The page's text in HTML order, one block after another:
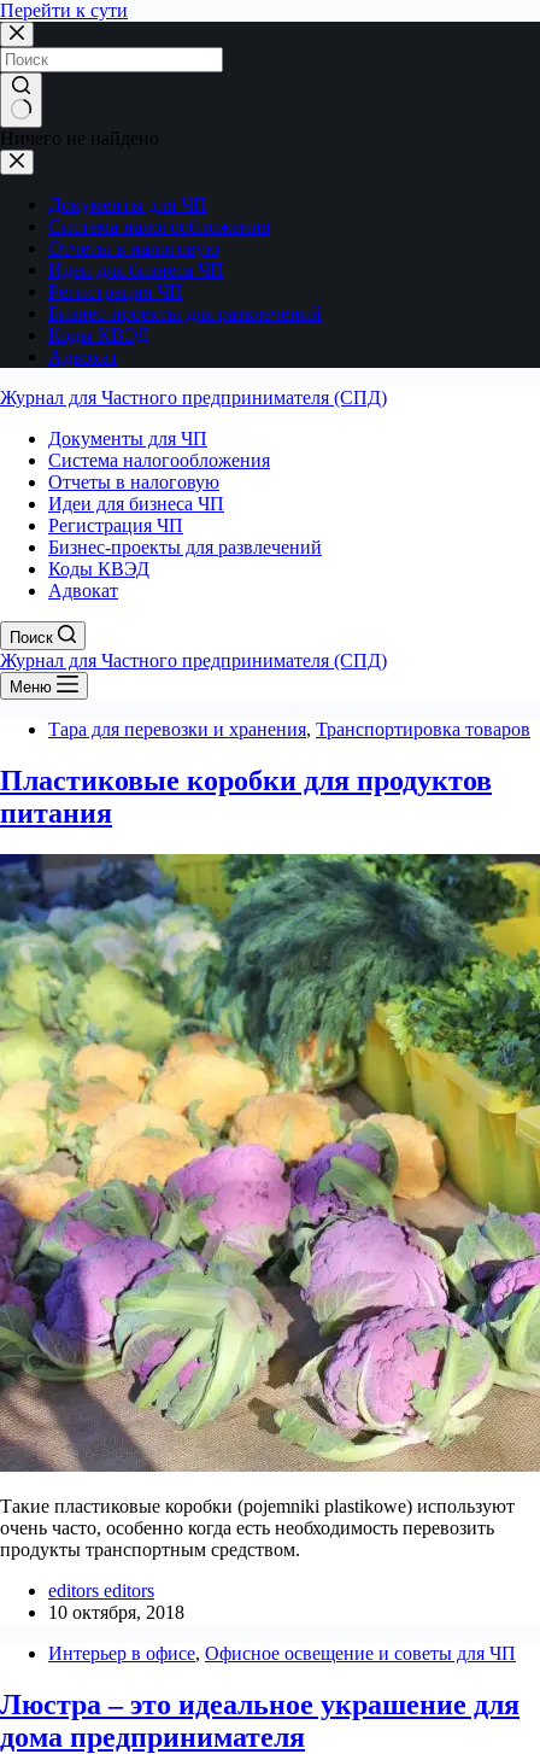
Перейти к сути
Ничего не найдено
Документы для ЧП
Система налогообложения
Отчеты в налоговую
Идеи для бизнеса ЧП
Регистрация ЧП
Бизнес-проекты для развлечений
Коды КВЭД
Адвокат
Журнал для Частного предпринимателя (СПД)
Документы для ЧП
Система налогообложения
Отчеты в налоговую
Идеи для бизнеса ЧП
Регистрация ЧП
Бизнес-проекты для развлечений
Коды КВЭД
Адвокат
Поиск
Журнал для Частного предпринимателя (СПД)
Меню
Тара для перевозки и хранения, Транспортировка товаров
Пластиковые коробки для продуктов
питания
Такие пластиковые коробки (pojemniki plastikowe) используют
очень часто, особенно когда есть необходимость перевозить
продукты транспортным средством.
editors editors
10 октября, 2018
Интерьер в офисе, Офисное освещение и советы для ЧП
Люстра – это идеальное украшение для
дома предпринимателя